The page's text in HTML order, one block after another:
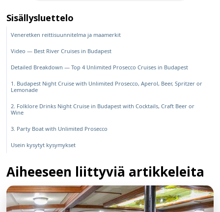
Sisällysluettelo
Veneretken reittisuunnitelma ja maamerkit
Video — Best River Cruises in Budapest
Detailed Breakdown — Top 4 Unlimited Prosecco Cruises in Budapest
1. Budapest Night Cruise with Unlimited Prosecco, Aperol, Beer, Spritzer or
Lemonade
2. Folklore Drinks Night Cruise in Budapest with Cocktails, Craft Beer or
Wine
3. Party Boat with Unlimited Prosecco
Usein kysytyt kysymykset
Aiheeseen liittyviä artikkeleita